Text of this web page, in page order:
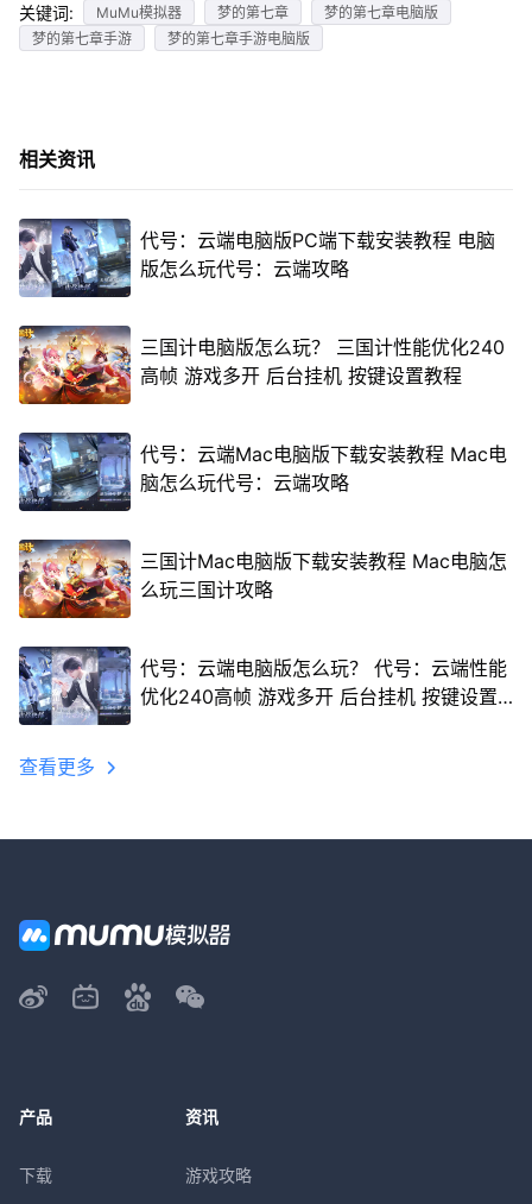
关键词: MuMu模拟器 梦的第七章
梦的第七章电脑版
梦的第七章手游
梦的第七章手游电脑版
相关资讯
代号：云端电脑版PC端下载安装教程 电脑
版怎么玩代号：云端攻略
三国计电脑版怎么玩？ 三国计性能优化240
高帧 游戏多开 后台挂机 按键设置教程
代号：云端Mac电脑版下载安装教程 Mac电
脑怎么玩代号：云端攻略
三国计Mac电脑版下载安装教程 Mac电脑怎
么玩三国计攻略
代号：云端电脑版怎么玩？ 代号：云端性能
优化240高帧 游戏多开 后台挂机 按键设置
查看更多
产品
下载
资讯
游戏攻略